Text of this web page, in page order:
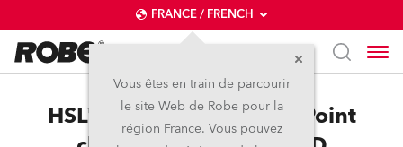
FRANCE / FRENCH
Vous êtes en train de parcourir
le site Web de Robe pour la
région France. Vous pouvez
HSL™ – Lentille HotSpot (Point